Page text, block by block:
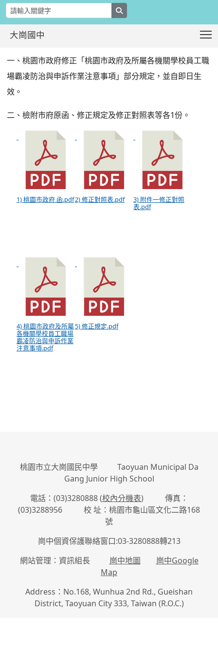
大崗國中
市府修正「桃園市政府及所屬各機關
一、桃園市政府修正「桃園市政府及所屬各機關學校員工職
場霸凌防治與申訴作業注意事項」部分規定，並自即日生
效。
二、檢附市府原函、修正規定及修正對照表等各1份。
1) 桃園市政府 函.pdf2) 修正對照表.pdf
3) 附件一修正對照
表.pdf
4) 桃園市政府及所屬
各機關學校員工職場
霸凌防治與申訴作業
注意事項.pdf
5) 修正規定.pdf
桃園市立大崗國民中學 Taoyuan Municipal Da
Gang Junior High School
電話：(03)3280888 (校內分機表) 傳真：
(03)3288956 校 址：桃園市龜山區文化二路168
號
崗中個資保護聯絡窗口:03-3280888轉213
網站管理：資訊組長 崗中地圖
崗中Google
Map
Address：No.168, Wunhua 2nd Rd., Gueishan
District, Taoyuan City 333, Taiwan (R.O.C.)